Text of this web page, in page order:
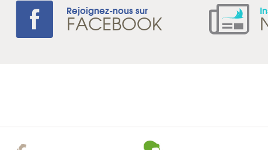
Rejoignez-nous sur
FACEBOOK